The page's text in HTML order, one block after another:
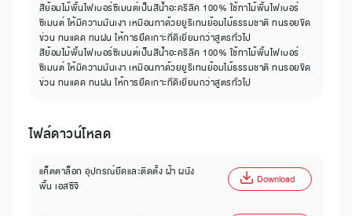
สีย้อมไม้พื้นไฟเบอร์ซีเมนต์เป็นสีน้ำอะคริลิค 100% ใช้ทาไม้พื้นไฟเบอร์
ซีเมนต์ ให้มีความมันเงา เหมือนทาด้วยยูริเทนย้อมไม้ธรรมชาติ ทนรอยขีด
ข่วน ทนแดด ทนฝน ให้การยึดเกาะที่ดีเยี่ยมกว่าสูตรทั่วไป
สีย้อมไม้พื้นไฟเบอร์ซีเมนต์เป็นสีน้ำอะคริลิค 100% ใช้ทาไม้พื้นไฟเบอร์
ซีเมนต์ ให้มีความมันเงา เหมือนทาด้วยยูริเทนย้อมไม้ธรรมชาติ ทนรอยขีด
ข่วน ทนแดด ทนฝน ให้การยึดเกาะที่ดีเยี่ยมกว่าสูตรทั่วไป
ไฟล์ดาวน์โหลด
แค็ตตาล็อก อุปกรณ์ยึดและติดตั้ง ฝ้า ผนัง
พื้น เอสซีจี
Download